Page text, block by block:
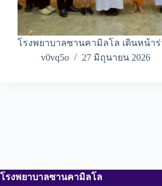
โรงพยาบาลซานคามิลโล เดินหน้า
v0vq5o
27 มิถุนายน 2026
โรงพยาบาลซานคามิลโล